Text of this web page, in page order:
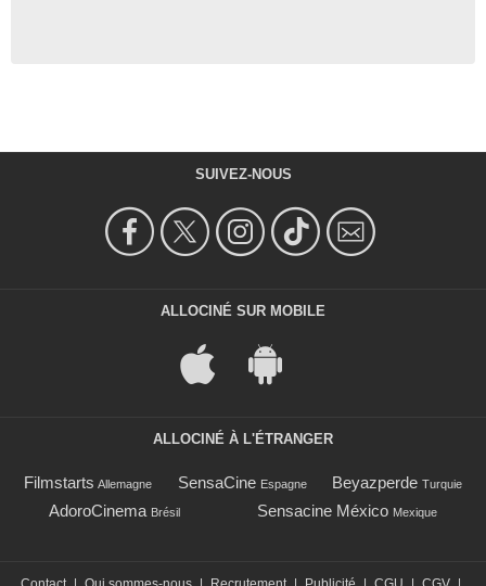
SUIVEZ-NOUS
ALLOCINÉ SUR MOBILE
ALLOCINÉ À L'ÉTRANGER
Filmstarts Allemagne SensaCine Espagne Beyazperde Turquie
AdoroCinema Brésil Sensacine México Mexique